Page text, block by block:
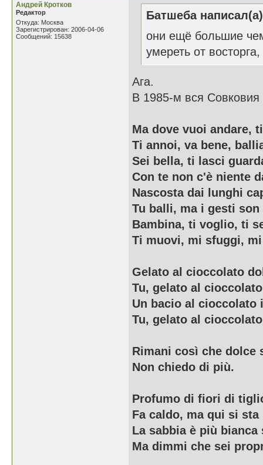
Андрей Кротков
Редактор
Откуда: Москва
Зарегистрирован: 2006-04-06
Сообщений: 15638
Батшеба
они ещё большие
умереть от
Ага.
В 1985-м вся Совковия
Ma dove vuoi andare,
Ti annoi, va bene,
Sei bella, ti lasci
Con te non c'è niente
Nascosta dai lunghi
Tu balli, ma i gesti
Bambina, ti voglio, ti
Ti muovi, mi sfuggi,
Gelato al cioccolato
Tu, gelato al
Un bacio al cioccolato
Tu, gelato al
Rimani così che dolce
Non chiedo di più.
Profumo di fiori di
Fa caldo, ma qui si sta
La sabbia è più bianca
Ma dimmi che sei